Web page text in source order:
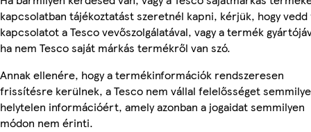
kapcsolatban tájékoztatást szeretnél kapni, kérjük, hogy vedd
kapcsolatot a Tesco vevőszolgálatával, vagy a termék
ha nem Tesco saját márkás termékről van szó.
Annak ellenére, hogy a termékinformációk rendszeresen
frissítésre kerülnek, a Tesco nem vállal felelősséget
helytelen információért, amely azonban a jogaidat semmilyen
módon nem érinti.